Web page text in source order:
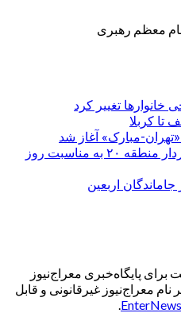
معظم رهبری
خانوارها تغییر کرد
تا کربلا
مبارک» آغاز شد
پیام تبریک رضا شنگی، شهردار منطقه ۲۰ به مناسبت روز
اربعین
پایگاه‌خبری معراج‌نیوز
معراج‌نیوز غیرقانونی و قابل
EnterNews